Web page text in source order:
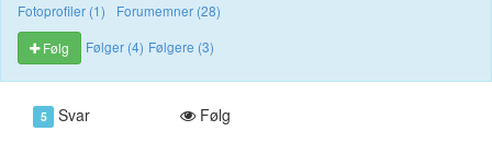
Fotoprofiler (1)
Forumemner (28)
Følg
Følger (4) Følgere (3)
5 Svar Følg